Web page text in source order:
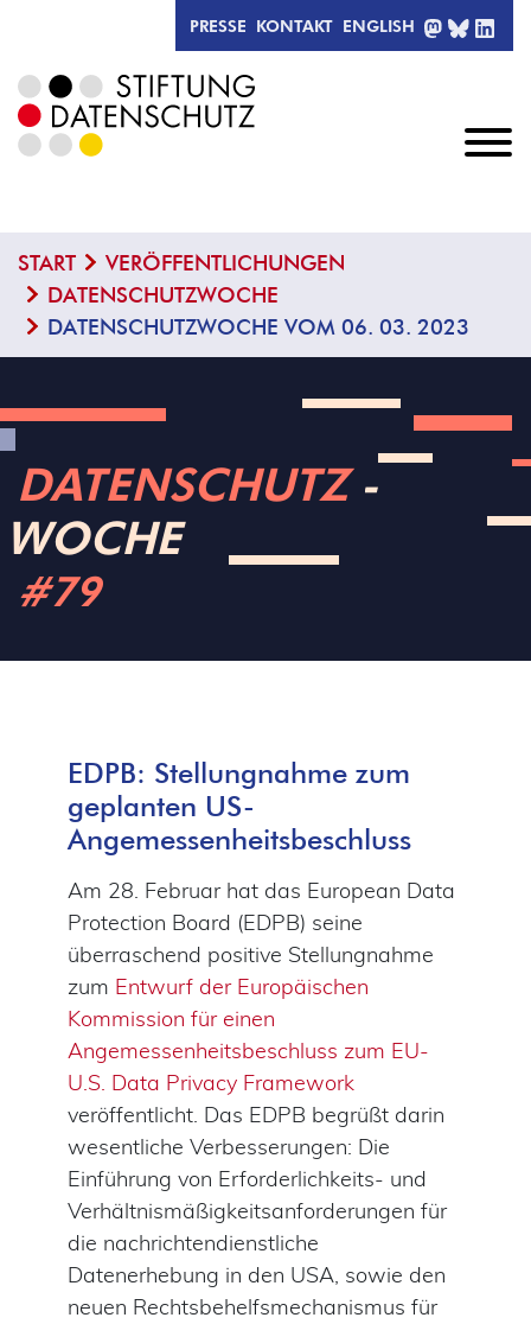
PRESSE KONTAKT ENGLISH
START
VERÖFFENTLICHUNGEN
DATENSCHUTZWOCHE
DATENSCHUTZWOCHE VOM 06. 03. 2023
DATENSCHUTZ ­
WOCHE
#79
EDPB: Stellungnahme zum
geplanten US-
Angemessenheitsbeschluss
Am 28. Februar hat das European Data
Protection Board (EDPB) seine
überraschend positive Stellungnahme
zum Entwurf der Europäischen
Kommission für einen
Angemessenheitsbeschluss zum EU-
U.S. Data Privacy Framework
veröffentlicht. Das EDPB begrüßt darin
wesentliche Verbesserungen: Die
Einführung von Erforderlichkeits- und
Verhältnismäßigkeitsanforderungen für
die nachrichtendienstliche
Datenerhebung in den USA, sowie den
neuen Rechtsbehelfsmechanismus für